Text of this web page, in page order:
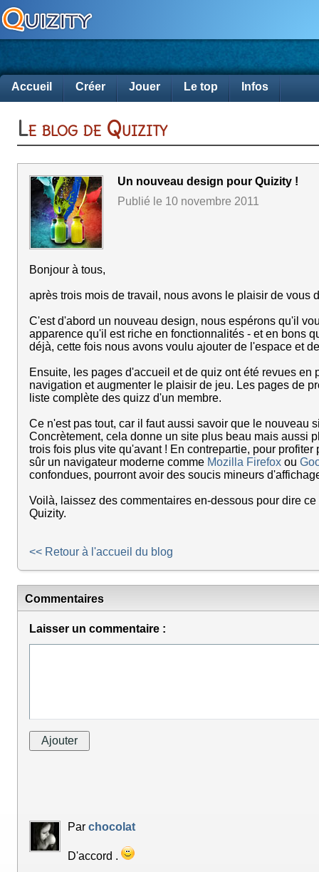
Accueil Créer Jouer Le top Infos
Le blog de Quizity
Un nouveau design pour Quizity !
Publié le 10 novembre 2011
Bonjour à tous,
après trois mois de travail, nous avons le plaisir de vous
C'est d'abord un nouveau design, nous espérons qu'il
apparence qu'il est riche en fonctionnalités - et en bons
déjà, cette fois nous avons voulu ajouter de l'espace et
Ensuite, les pages d'accueil et de quiz ont été revues
navigation et augmenter le plaisir de jeu. Les pages de
liste complète des quizz d'un membre.
Ce n'est pas tout, car il faut aussi savoir que le nouveau
Concrètement, cela donne un site plus beau mais aussi
trois fois plus vite qu'avant ! En contrepartie, pour
sûr un navigateur moderne comme Mozilla Firefox ou
confondues, pourront avoir des soucis mineurs
Voilà, laissez des commentaires en-dessous pour dire
Quizity.
<< Retour à l'accueil du blog
Commentaires
Laisser un commentaire :
Par chocolat
D'accord .